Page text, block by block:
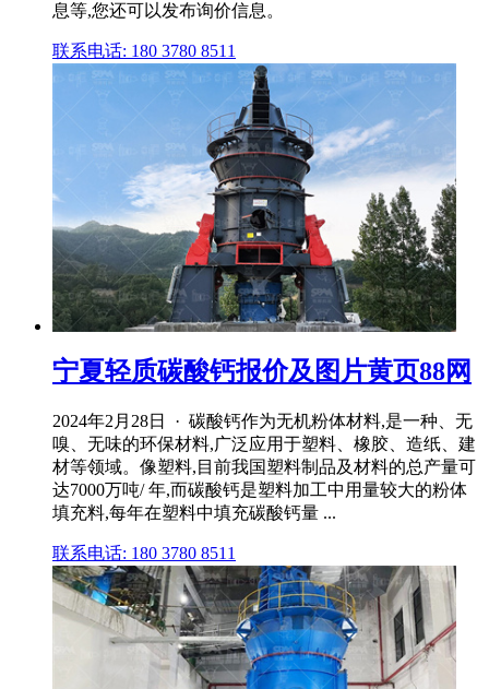
息等,您还可以发布询价信息。
联系电话: 180 3780 8511
宁夏轻质碳酸钙报价及图片黄页88网
2024年2月28日 · 碳酸钙作为无机粉体材料,是一种、无
嗅、无味的环保材料,广泛应用于塑料、橡胶、造纸、建
材等领域。像塑料,目前我国塑料制品及材料的总产量可
达7000万吨/ 年,而碳酸钙是塑料加工中用量较大的粉体
填充料,每年在塑料中填充碳酸钙量 ...
联系电话: 180 3780 8511